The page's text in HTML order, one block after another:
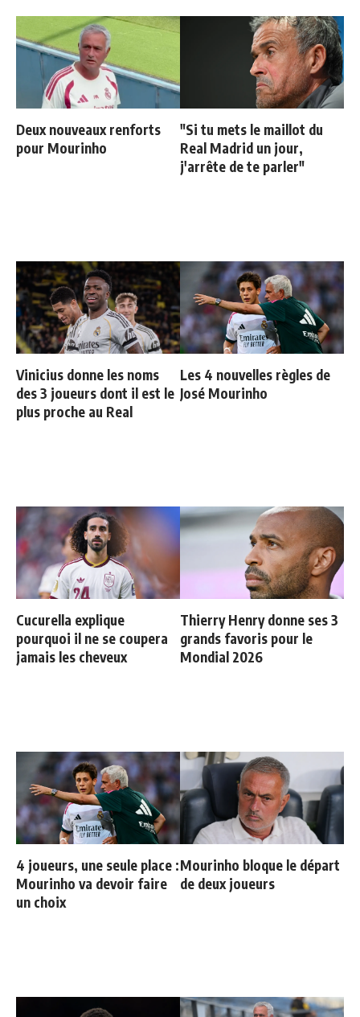
Deux nouveaux renforts
pour Mourinho
"Si tu mets le maillot du
Real Madrid un jour,
j'arrête de te parler"
Vinicius donne les noms
des 3 joueurs dont il est le
plus proche au Real
Les 4 nouvelles règles de
José Mourinho
Cucurella explique
pourquoi il ne se coupera
jamais les cheveux
Thierry Henry donne ses 3
grands favoris pour le
Mondial 2026
4 joueurs, une seule place :
Mourinho va devoir faire
un choix
Mourinho bloque le départ
de deux joueurs